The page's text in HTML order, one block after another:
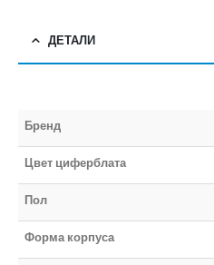
ДЕТАЛИ
Бренд
Цвет циферблата
Пол
Форма корпуса